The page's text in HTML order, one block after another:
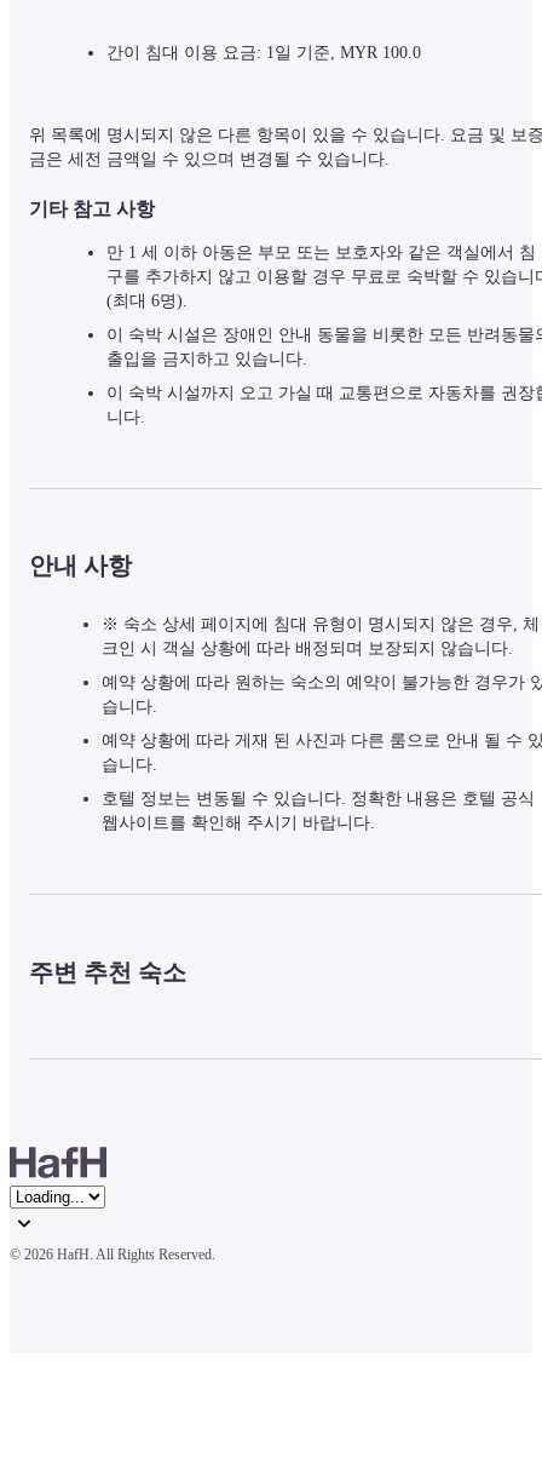
간이 침대 이용 요금: 1일 기준, MYR 100.0
위 목록에 명시되지 않은 다른 항목이 있을 수 있습니다. 요금 및 보
금은 세전 금액일 수 있으며 변경될 수 있습니다.
기타 참고 사항
만 1 세 이하 아동은 부모 또는 보호자와 같은 객실에서 침
구를 추가하지 않고 이용할 경우 무료로 숙박할 수 있습니
(최대 6명).
이 숙박 시설은 장애인 안내 동물을 비롯한 모든 반려동물
출입을 금지하고 있습니다.
이 숙박 시설까지 오고 가실 때 교통편으로 자동차를 권장
니다.
안내 사항
※ 숙소 상세 페이지에 침대 유형이 명시되지 않은 경우, 체
크인 시 객실 상황에 따라 배정되며 보장되지 않습니다.
예약 상황에 따라 원하는 숙소의 예약이 불가능한 경우가
습니다.
예약 상황에 따라 게재 된 사진과 다른 룸으로 안내 될 수
습니다.
호텔 정보는 변동될 수 있습니다. 정확한 내용은 호텔 공식
웹사이트를 확인해 주시기 바랍니다.
주변 추천 숙소
© 2026 HafH. All Rights Reserved.